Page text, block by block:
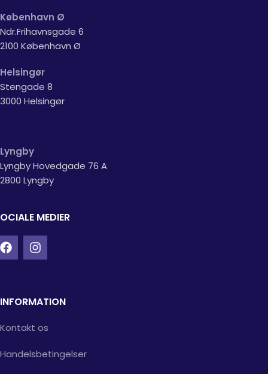
København Ø
Ndr.Frihavnsgade 6
2100 København Ø
Helsingør
Stengade 8
3000 Helsingør
Lyngby
Lyngby Hovedgade 76 A
2800 Lyngby
MEDIER
INFORMATION
Kontakt os
Handelsbetingelser